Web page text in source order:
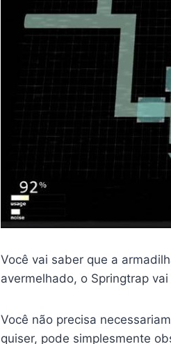
Você vai saber que a
avermelhado, o Springtrap
Você não precisa
quiser, pode simplesmente